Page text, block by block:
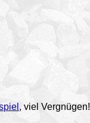
, viel Vergnügen!